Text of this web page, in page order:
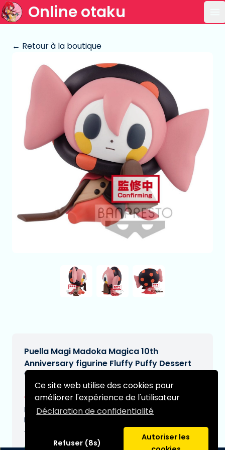
Ce site web utilise des cookies pour
améliorer l'expérience de l'utilisateur
Déclaration de confidentialité
Refuser (8s)
Autoriser les
Online otaku
← Retour à la boutique
Puella Magi Madoka Magica 10th
Anniversary figurine Fluffy Puffy Dessert
Witch 7 cm
€29,95[Sous réserve de modifications]
Date de livraison prévue:
N/A
Type: